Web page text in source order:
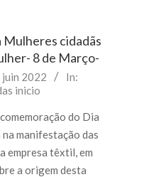
Mulheres cidadãs
8 de Março-
juin 2022
In:
inicio
do Dia
manifestação das
empresa têxtil, em
a origem desta